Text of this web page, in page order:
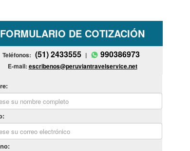
FORMULARIO DE COTIZACIÓN
Teléfonos: (51) 2433555 | 990386973
E-mail: escribenos@peruviantravelservice.net